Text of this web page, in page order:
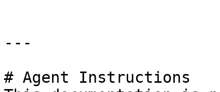
---
# Agent Instructions